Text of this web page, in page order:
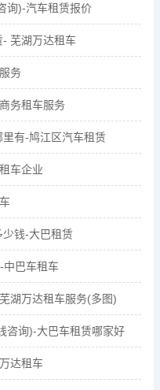
询)-汽车租赁报价
芜湖万达租车
务
务租车服务
有-鸠江区汽车租赁
车企业
钱-大巴租赁
中巴车租车
湖万达租车服务(多图)
咨询)-大巴车租赁哪家好
达租车